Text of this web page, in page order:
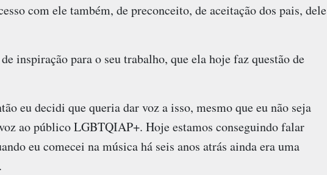
com ele também, de preconceito, de aceitação dos pais, dele
inspiração para o seu trabalho, que ela hoje faz questão de
eu decidi que queria dar voz a isso, mesmo que eu não seja
ao público LGBTQIAP+. Hoje estamos conseguindo falar
eu comecei na música há seis anos atrás ainda era uma